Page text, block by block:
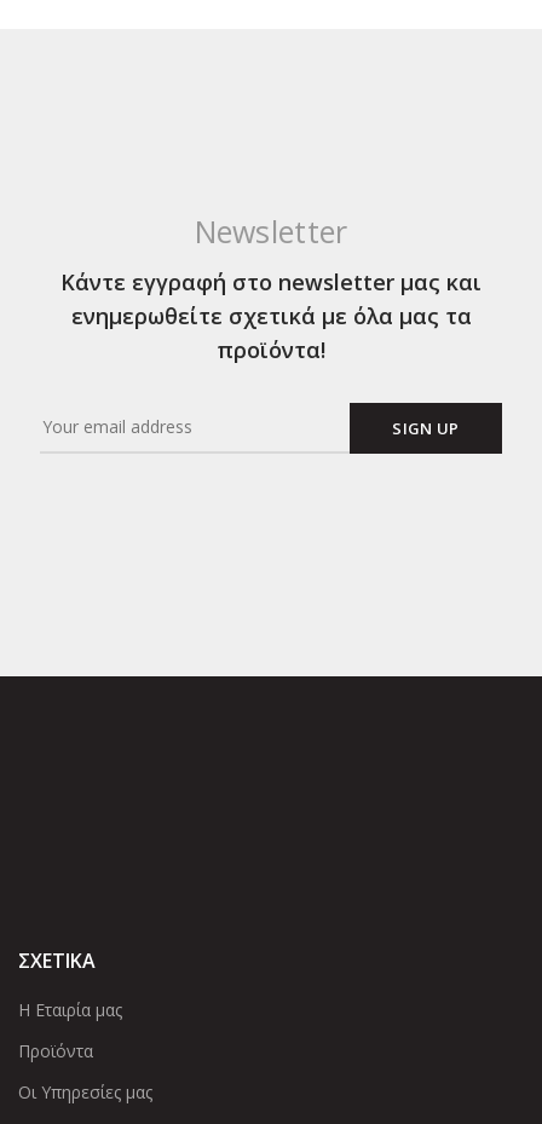
Newsletter
Κάντε εγγραφή στο newsletter μας και
ενημερωθείτε σχετικά με όλα μας τα
προϊόντα!
ΣΧΕΤΙΚΑ
Η Εταιρία μας
Προϊόντα
Οι Υπηρεσίες μας